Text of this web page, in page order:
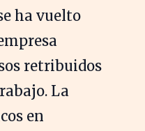
ha vuelto
retribuidos
La
en